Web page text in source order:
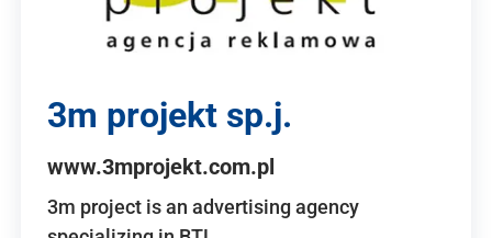
3m projekt sp.j.
www.3mprojekt.com.pl
3m project is an advertising agency